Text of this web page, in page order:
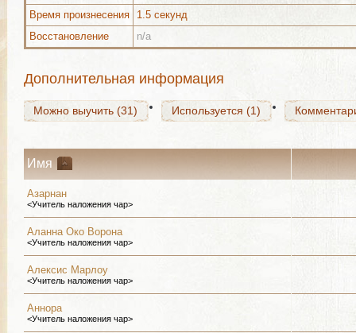
Время произнесения
1.5 секунд
Восстановление
n/a
Дополнительная информация
Можно выучить (31) Используется (1)
Можно выучить (31) Используется (1)
Имя
Азарнан
<Учитель наложения чар>
Аланна Око Ворона
<Учитель наложения чар>
Алексис Марлоу
<Учитель наложения чар>
Аннора
<Учитель наложения чар>